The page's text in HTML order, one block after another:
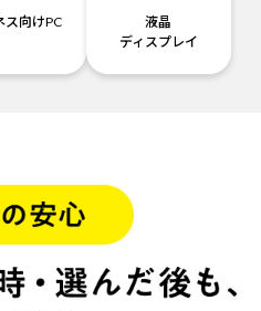
ス向けPC
液晶
ディスプレイ